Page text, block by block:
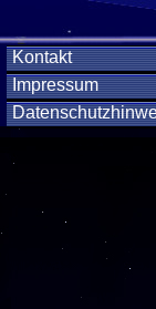
Kontakt
Impressum